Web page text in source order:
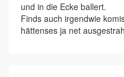
und in die Ecke ballert.
Finds auch irgendwie
hättenses ja net